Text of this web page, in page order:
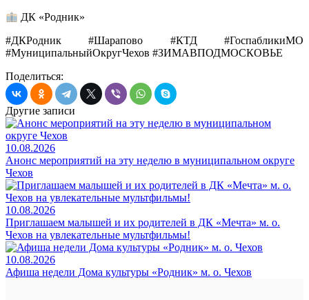
ДК «Родник»
#ДКРодник #Шарапово #КТД #ГоспабликиМО
#МуниципальныйОкругЧехов #ЗИМАВПОДМОСКОВЬЕ
Поделиться:
Другие записи
10.08.2026
Анонс мероприятий на эту неделю в муниципальном округе
Чехов
10.08.2026
Приглашаем малышей и их родителей в ДК «Мечта» м. о.
Чехов на увлекательные мультфильмы!
10.08.2026
Афиша недели Дома культуры «Родник» м. о. Чехов